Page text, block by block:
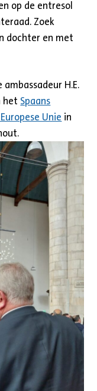
op de entresol
Zoek
dochter en met
H.E.
het Spaans
Unie in